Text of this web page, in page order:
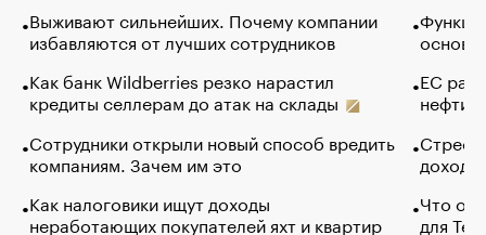
Выживают сильнейших. Почему компании
избавляются от лучших сотрудников
Как банк Wildberries резко нарастил
кредиты селлерам до атак на склады
Сотрудники открыли новый способ вредить
компаниям. Зачем им это
Как налоговики ищут доходы
неработающих покупателей яхт и квартир
основ
ЕС
нефти
Что
для